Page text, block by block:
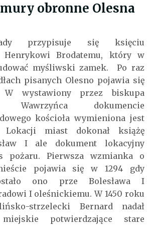
obronne Olesna
przypisuje się księciu
Henrykowi Brodatemu, który w
myśliwski zamek. Po raz
pisanych Olesno pojawia się
wystawiony przez biskupa
Wawrzyńca dokumencie
kościoła wymieniona jest
Lokacji miast dokonał książę
I ale dokument lokacyjny
pożaru. Pierwsza wzmianka o
pojawia się w 1294 gdy
ono prze Bolesława I
I oleśnickiemu. W 1450 roku
strzelecki Bernard nadał
potwierdzające stare